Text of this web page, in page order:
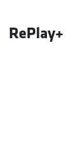
RePlay+